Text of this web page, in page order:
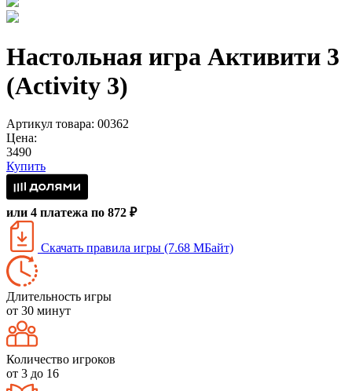
Настольная игра Активити 3
(Activity 3)
Артикул товара: 00362
Цена:
3490
Купить
или 4 платежа по 872 ₽
Скачать правила игры (7.68 МБайт)
Длительность игры
от 30 минут
Количество игроков
от 3 до 16